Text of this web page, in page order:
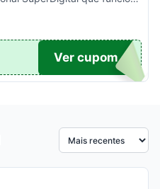
TICO
Ver cupom
Ordenar por